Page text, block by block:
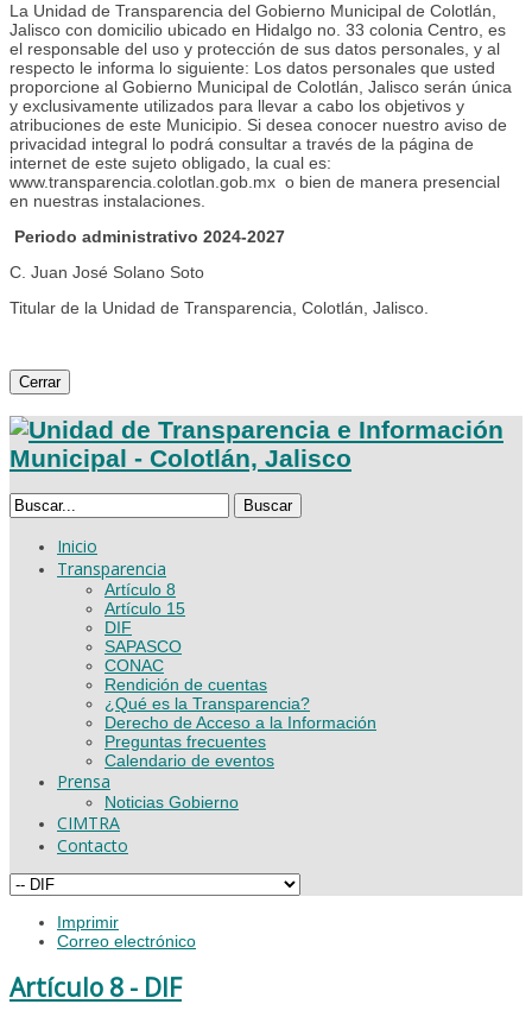
La Unidad de Transparencia del Gobierno Municipal de Colotlán,
Jalisco con domicilio ubicado en Hidalgo no. 33 colonia Centro, es
el responsable del uso y protección de sus datos personales, y al
respecto le informa lo siguiente: Los datos personales que usted
proporcione al Gobierno Municipal de Colotlán, Jalisco serán única
y exclusivamente utilizados para llevar a cabo los objetivos y
atribuciones de este Municipio. Si desea conocer nuestro aviso de
privacidad integral lo podrá consultar a través de la página de
internet de este sujeto obligado, la cual es:
www.transparencia.colotlan.gob.mx o bien de manera presencial
en nuestras instalaciones.
Periodo administrativo 2024-2027
C. Juan José Solano Soto
Titular de la Unidad de Transparencia, Colotlán, Jalisco.
Cerrar
Buscar
Inicio
Transparencia
Artículo 8
Artículo 15
DIF
SAPASCO
CONAC
Rendición de cuentas
¿Qué es la Transparencia?
Derecho de Acceso a la Información
Preguntas frecuentes
Calendario de eventos
Prensa
Noticias Gobierno
CIMTRA
Contacto
Imprimir
Correo electrónico
Artículo 8 - DIF